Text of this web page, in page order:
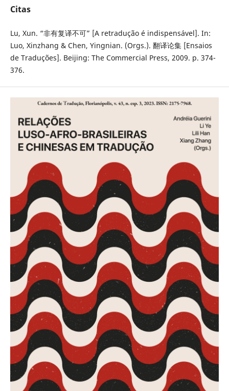
Citas
Lu, Xun. “非有复译不可” [A retradução é indispensável]. In:
Luo, Xinzhang & Chen, Yingnian. (Orgs.). 翻译论集 [Ensaios
de Traduções]. Beijing: The Commercial Press, 2009. p. 374-
376.